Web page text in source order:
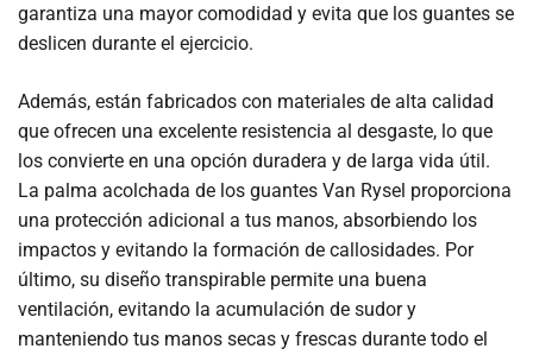
garantiza una mayor comodidad y evita que los guantes se
deslicen durante el ejercicio.
Además, están fabricados con materiales de alta calidad
que ofrecen una excelente resistencia al desgaste, lo que
los convierte en una opción duradera y de larga vida útil.
La palma acolchada de los guantes Van Rysel proporciona
una protección adicional a tus manos, absorbiendo los
impactos y evitando la formación de callosidades. Por
último, su diseño transpirable permite una buena
ventilación, evitando la acumulación de sudor y
manteniendo tus manos secas y frescas durante todo el